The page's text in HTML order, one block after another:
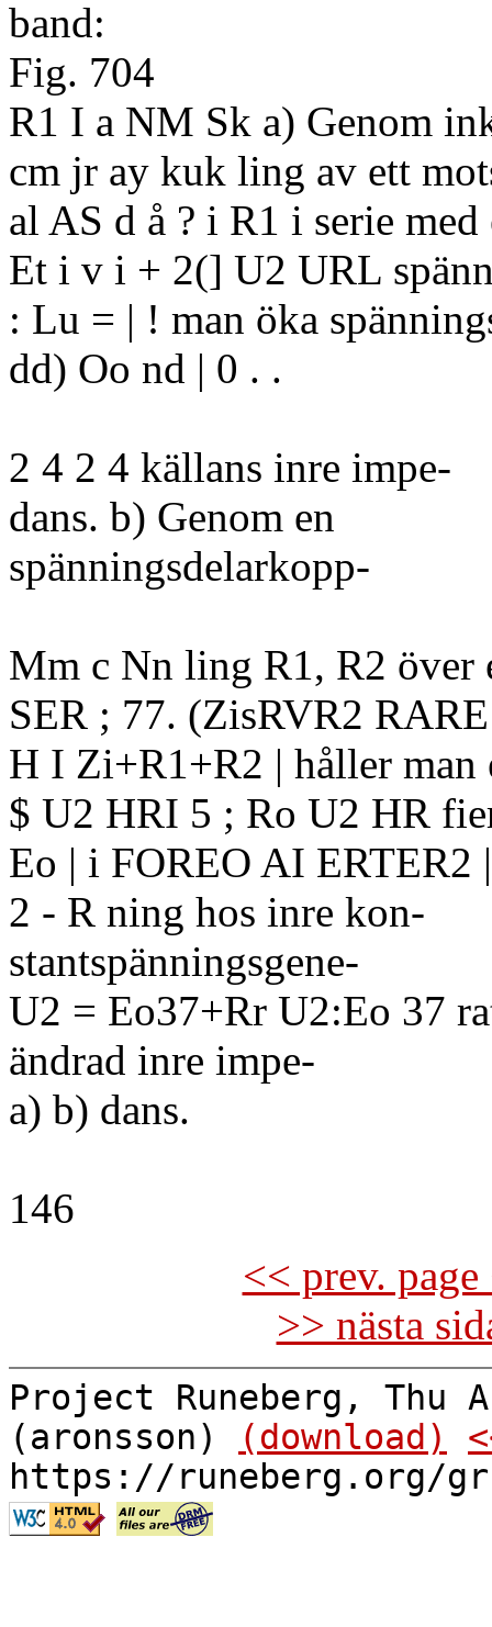
band:
Fig. 704
R1 I a NM Sk a) Genom
cm jr ay kuk ling av ett
al AS d å ? i R1 i serie med
Et i v i + 2(] U2 URL
: Lu = | ! man öka
dd) Oo nd | 0 . .
2 4 2 4 källans inre impe-
dans. b) Genom en
spänningsdelarkopp-
Mm c Nn ling R1, R2 över
SER ; 77. (ZisRVR2
H I Zi+R1+R2 | håller man
$ U2 HRI 5 ; Ro U2 HR
Eo | i FOREO AI ERTER2
2 - R ning hos inre kon-
stantspänningsgene-
U2 = Eo37+Rr U2:Eo 37
ändrad inre impe-
a) b) dans.
146
<< prev.
>> nästa
Project Runeberg, Thu
(aronsson)
(download)
https://runeberg.org/